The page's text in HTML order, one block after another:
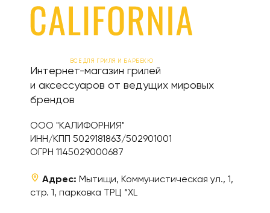
ВСЕ ДЛЯ ГРИЛЯ И БАРБЕКЮ
Интернет-магазин грилей
и аксессуаров от ведущих мировых
брендов
ООО "КАЛИФОРНИЯ"
ИНН/КПП 5029181863/502901001
ОГРН 1145029000687
Адрес: Мытищи, Коммунистическая ул., 1,
стр. 1, парковка ТРЦ “XL